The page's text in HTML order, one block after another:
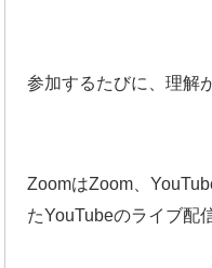
参加するたびに、理解
ZoomはZoom、
たYouTubeのライブ配